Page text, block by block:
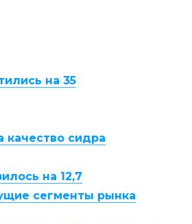
на 35
качество сидра
на 12,7
сегменты рынка